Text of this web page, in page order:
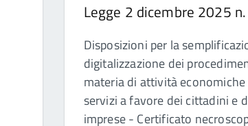
Legge 2 dicembre 2025
Disposizioni per la
digitalizzazione dei
materia di attività economiche
servizi a favore dei cittadini e
imprese - Certificato